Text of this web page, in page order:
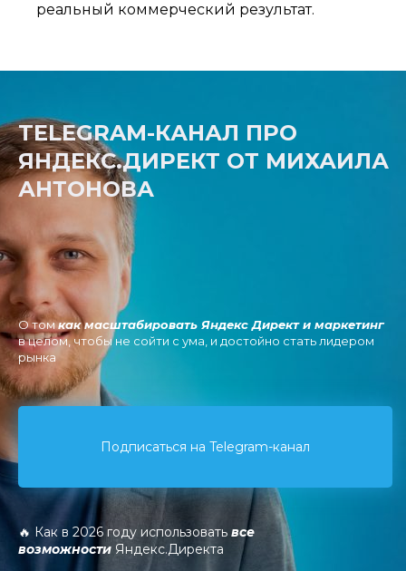
реальный коммерческий результат.
TELEGRAM-КАНАЛ ПРО
ЯНДЕКС.ДИРЕКТ ОТ МИХАИЛА
АНТОНОВА
О томкак масштабировать Яндекс Директ и маркетинг
в целом, чтобы не сойти с ума, и достойно стать лидером
рынка
Подписаться на Telegram-канал
🔥 Как в 2026 году использовать все
возможности Яндекс.Директа